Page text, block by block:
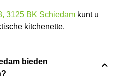
3125 BK Schiedam kunt u
kitchenette.
bieden